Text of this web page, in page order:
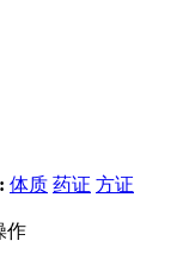
体质 药证 方证
作